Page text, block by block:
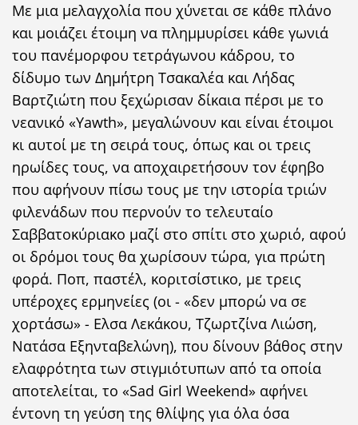
Με μια μελαγχολία που χύνεται σε κάθε πλάνο
και μοιάζει έτοιμη να πλημμυρίσει κάθε γωνιά
του πανέμορφου τετράγωνου κάδρου, το
δίδυμο των Δημήτρη Τσακαλέα και Λήδας
Βαρτζιώτη που ξεχώρισαν δίκαια πέρσι με το
νεανικό «Yawth», μεγαλώνουν και είναι έτοιμοι
κι αυτοί με τη σειρά τους, όπως και οι τρεις
ηρωίδες τους, να αποχαιρετήσουν τον έφηβο
που αφήνουν πίσω τους με την ιστορία τριών
φιλενάδων που περνούν το τελευταίο
Σαββατοκύριακο μαζί στο σπίτι στο χωριό, αφού
οι δρόμοι τους θα χωρίσουν τώρα, για πρώτη
φορά. Ποπ, παστέλ, κοριτσίστικο, με τρεις
υπέροχες ερμηνείες (οι - «δεν μπορώ να σε
χορτάσω» - Ελσα Λεκάκου, Τζωρτζίνα Λιώση,
Νατάσα Εξηνταβελώνη), που δίνουν βάθος στην
ελαφρότητα των στιγμιότυπων από τα οποία
αποτελείται, το «Sad Girl Weekend» αφήνει
έντονη τη γεύση της θλίψης για όλα όσα